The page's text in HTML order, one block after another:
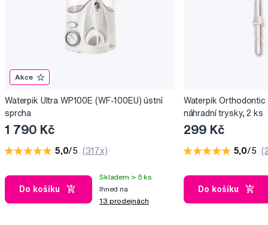
Akce
Waterpik Ultra WP100E (WF-100EU) ústní
sprcha
1 790 Kč
5,0/5 (317x)
Do košíku
Skladem > 5 ks
Ihned na
13 prodejnách
Waterpik
náhradní trysky, 2 ks
299 Kč
5,0/5
Do košíku